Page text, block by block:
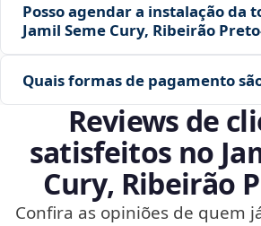
Posso agendar a instalação da
Jamil Seme Cury, Ribeirão
Quais formas de pagamento
Reviews de
satisfeitos no
Cury, Ribeirão
Confira as opiniões de quem